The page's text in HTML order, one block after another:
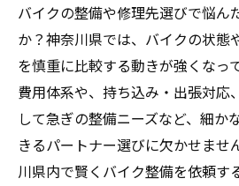
バイクの整備や修理先選びで悩ん
か？神奈川県では、バイクの状態
を慎重に比較する動きが強くなっ
費用体系や、持ち込み・出張対応
して急ぎの整備ニーズなど、細か
きるパートナー選びに欠かせませ
川県内で賢くバイク整備を依頼す